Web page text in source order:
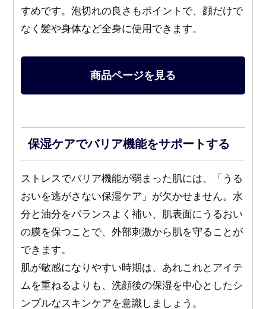
すめです。泡切れの良さもポイントで、顔だけで
なく髪や身体など全身に使用できます。
商品ページを見る
保湿ケアでバリア機能をサポートする
ストレスでバリア機能が弱まった肌には、「うる
おいを逃がさない保湿ケア」が欠かせません。水
分と油分をバランスよく補い、肌表面にうるおい
の膜を保つことで、外部刺激から肌を守ることが
できます。
肌が敏感になりやすい時期は、あれこれとアイテ
ムを重ねるよりも、洗顔後の保湿を中心としたシ
ンプルなスキンケアを意識しましょう。